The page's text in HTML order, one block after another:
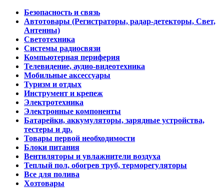
Безопасность и связь
Автотовары (Регистраторы, радар-детекторы, Свет,
Антенны)
Светотехника
Системы радиосвязи
Компьютерная периферия
Телевидение, аудио-видеотехника
Мобильные аксессуары
Туризм и отдых
Инструмент и крепеж
Электротехника
Электронные компоненты
Батарейки, аккумуляторы, зарядные устройства,
тестеры и др.
Товары первой необходимости
Блоки питания
Вентиляторы и увлажнители воздуха
Теплый пол, обогрев труб, терморегуляторы
Все для полива
Хозтовары